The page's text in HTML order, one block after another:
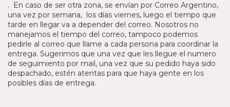
. En caso de ser otra zona, se envían por Correo Argentino,
una vez por semana, los días viernes, luego el tiempo que
tarde en llegar va a depender del correo. Nosotros no
manejamos el tiempo del correo, tampoco podemos
pedirle al correo que llame a cada persona para coordinar la
entrega. Sugerimos que una vez que les llegue el numero
de seguimiento por mail, una vez que su pedido haya sido
despachado, estén atentas para que haya gente en los
posibles días de entrega.